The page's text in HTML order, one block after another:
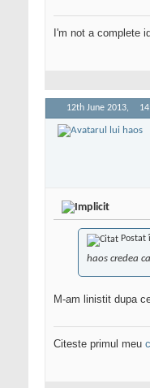
I'm not a complete
12th June 2013,
Postat
haos credea
M-am linistit dupa
Citeste primul meu